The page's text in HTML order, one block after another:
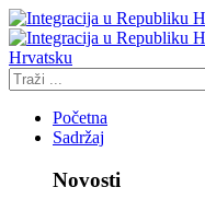
Hrvatsku
Početna
Sadržaj
Novosti